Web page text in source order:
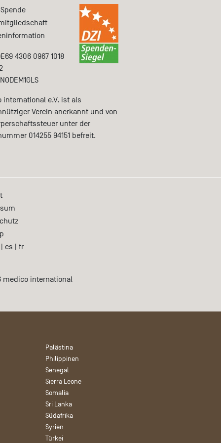
4306 0967 1018
international e.V. ist als
Verein anerkannt und von
unter der
014255 94151 befreit.
es | fr
medico international
Palästina
Philippinen
Senegal
Sierra Leone
Somalia
Sri Lanka
Südafrika
Syrien
Türkei